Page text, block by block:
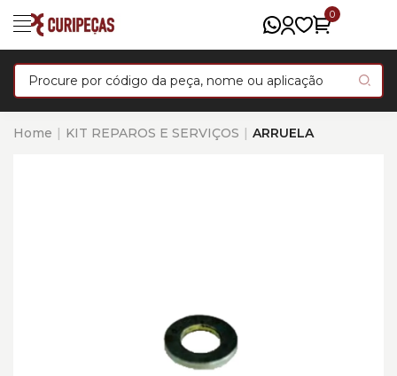
0
Home KIT REPAROS E SERVIÇOS ARRUELA